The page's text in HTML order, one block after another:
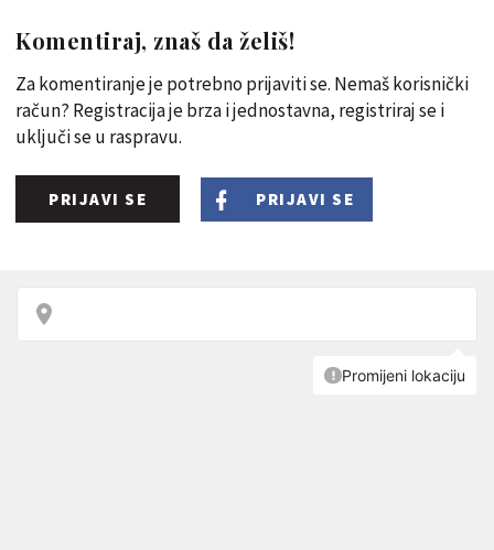
Komentiraj, znaš da želiš!
Za komentiranje je potrebno prijaviti se. Nemaš korisnički
račun? Registracija je brza i jednostavna, registriraj se i
uključi se u raspravu.
PRIJAVI SE PRIJAVI SE